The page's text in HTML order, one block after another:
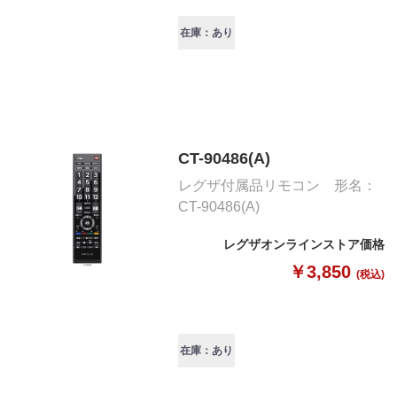
在庫：あり
CT-90486(A)
レグザ付属品リモコン 形名：
CT-90486(A)
レグザオンラインストア価格
￥3,850 (税込)
在庫：あり